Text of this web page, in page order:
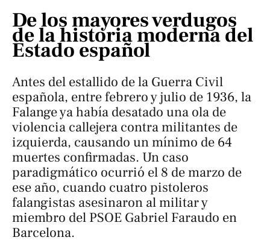
De los mayores verdugos
de la historia moderna del
Estado español
Antes del estallido de la Guerra Civil
española, entre febrero y julio de 1936, la
Falange ya había desatado una ola de
violencia callejera contra militantes de
izquierda, causando un mínimo de 64
muertes confirmadas. Un caso
paradigmático ocurrió el 8 de marzo de
ese año, cuando cuatro pistoleros
falangistas asesinaron al militar y
miembro del PSOE Gabriel Faraudo en
Barcelona.